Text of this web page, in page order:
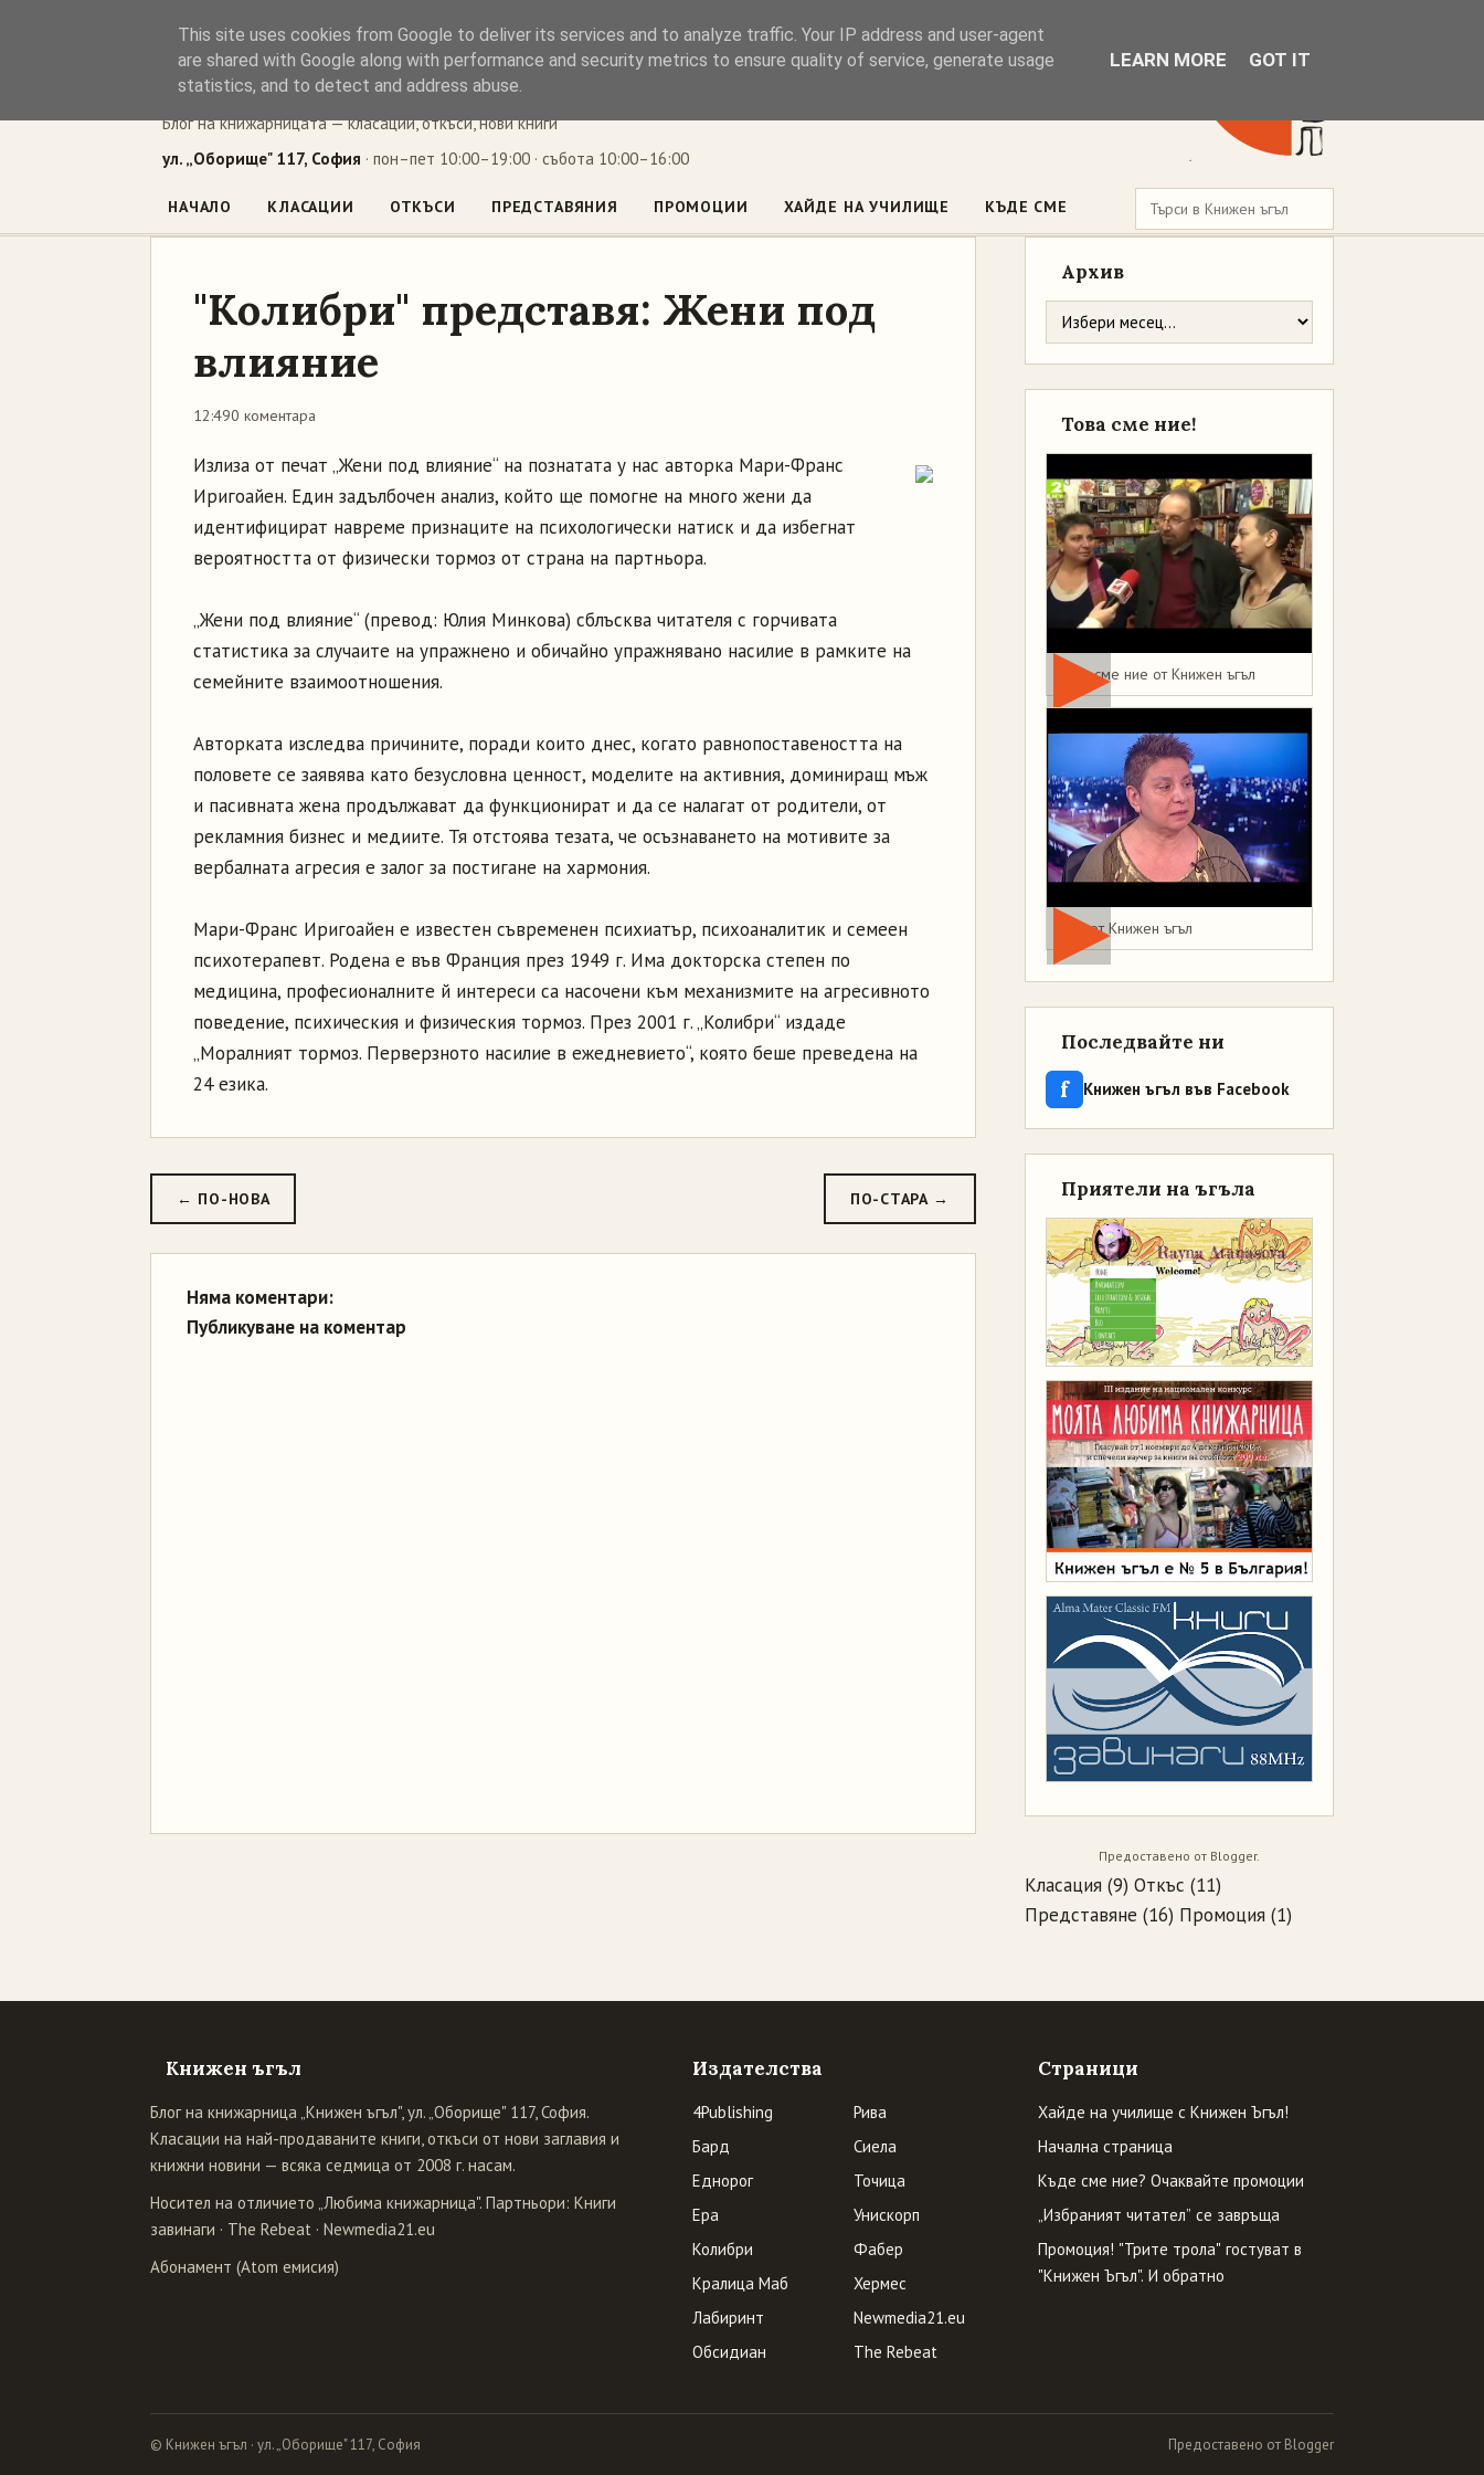
Книжен ъгъл
Блог на книжарницата — класации, откъси, нови книги
ул. „Оборище" 117, София · пон–пет 10:00–19:00 · събота 10:00–16:00
НАЧАЛО КЛАСАЦИИ ОТКЪСИ ПРЕДСТАВЯНИЯ ПРОМОЦИИ ХАЙДЕ НА УЧИЛИЩЕ КЪДЕ СМЕ
"Колибри" представя: Жени под
влияние
12:490 коментара
Излиза от печат „Жени под влияние“ на познатата у нас авторка Мари-Франс
Иригоайен. Един задълбочен анализ, който ще помогне на много жени да
идентифицират навреме признаците на психологически натиск и да избегнат
вероятността от физически тормоз от страна на партньора.
„Жени под влияние“ (превод: Юлия Минкова) сблъсква читателя с горчивата
статистика за случаите на упражнено и обичайно упражнявано насилие в рамките на
семейните взаимоотношения.
Авторката изследва причините, поради които днес, когато равнопоставеността на
половете се заявява като безусловна ценност, моделите на активния, доминиращ мъж
и пасивната жена продължават да функционират и да се налагат от родители, от
рекламния бизнес и медиите. Тя отстоява тезата, че осъзнаването на мотивите за
вербалната агресия е залог за постигане на хармония.
Мари-Франс Иригоайен е известен съвременен психиатър, психоаналитик и семеен
психотерапевт. Родена е във Франция през 1949 г. Има докторска степен по
медицина, професионалните й интереси са насочени към механизмите на агресивното
поведение, психическия и физическия тормоз. През 2001 г. „Колибри“ издаде
„Моралният тормоз. Перверзното насилие в ежедневието“, която беше преведена на
24 езика.
← ПО-НОВА ПО-СТАРА →
Няма коментари:
Публикуване на коментар
Архив
Това сме ние!
Това сме ние от Книжен ъгъл
Мая от Книжен ъгъл
Последвайте ни
f Книжен ъгъл във Facebook
Приятели на ъгъла
Предоставено от Blogger.
Класация (9) Откъс (11)
Представяне (16) Промоция (1)
Книжен ъгъл
Блог на книжарница „Книжен ъгъл", ул. „Оборище" 117, София.
Класации на най-продаваните книги, откъси от нови заглавия и
книжни новини — всяка седмица от 2008 г. насам.
Носител на отличието „Любима книжарница". Партньори: Книги
завинаги · The Rebeat · Newmedia21.eu
Абонамент (Atom емисия)
Издателства
4Publishing
Бард
Еднорог
Ера
Колибри
Кралица Маб
Лабиринт
Обсидиан
Рива
Сиела
Точица
Унискорп
Фабер
Хермес
Newmedia21.eu
The Rebeat
Страници
Хайде на училище с Книжен Ъгъл!
Начална страница
Къде сме ние? Очаквайте промоции
„Избраният читател” се завръща
Промоция! "Трите трола" гостуват в
"Книжен Ъгъл". И обратно
© Книжен ъгъл · ул. „Оборище" 117, София Предоставено от Blogger
This site uses cookies from Google to deliver its services and to analyze traffic. Your IP address and user-agent
are shared with Google along with performance and security metrics to ensure quality of service, generate usage
statistics, and to detect and address abuse.
LEARN MORE GOT IT